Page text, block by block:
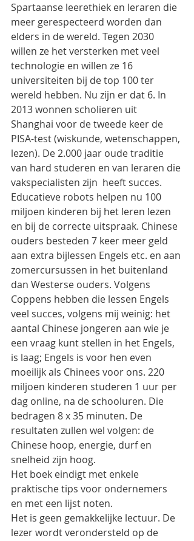
Spartaanse leerethiek en leraren die
meer gerespecteerd worden dan
elders in de wereld. Tegen 2030
willen ze het versterken met veel
technologie en willen ze 16
universiteiten bij de top 100 ter
wereld hebben. Nu zijn er dat 6. In
2013 wonnen scholieren uit
Shanghai voor de tweede keer de
PISA-test (wiskunde, wetenschappen,
lezen). De 2.000 jaar oude traditie
van hard studeren en van leraren die
vakspecialisten zijn  heeft succes.
Educatieve robots helpen nu 100
miljoen kinderen bij het leren lezen
en bij de correcte uitspraak. Chinese
ouders besteden 7 keer meer geld
aan extra bijlessen Engels etc. en aan
zomercursussen in het buitenland
dan Westerse ouders. Volgens
Coppens hebben die lessen Engels
veel succes, volgens mij weinig: het
aantal Chinese jongeren aan wie je
een vraag kunt stellen in het Engels,
is laag; Engels is voor hen even
moeilijk als Chinees voor ons. 220
miljoen kinderen studeren 1 uur per
dag online, na de schooluren. Die
bedragen 8 x 35 minuten. De
resultaten zullen wel volgen: de
Chinese hoop, energie, durf en
snelheid zijn hoog.
Het boek eindigt met enkele
praktische tips voor ondernemers
en met een lijst noten.
Het is geen gemakkelijke lectuur. De
lezer wordt verondersteld op de